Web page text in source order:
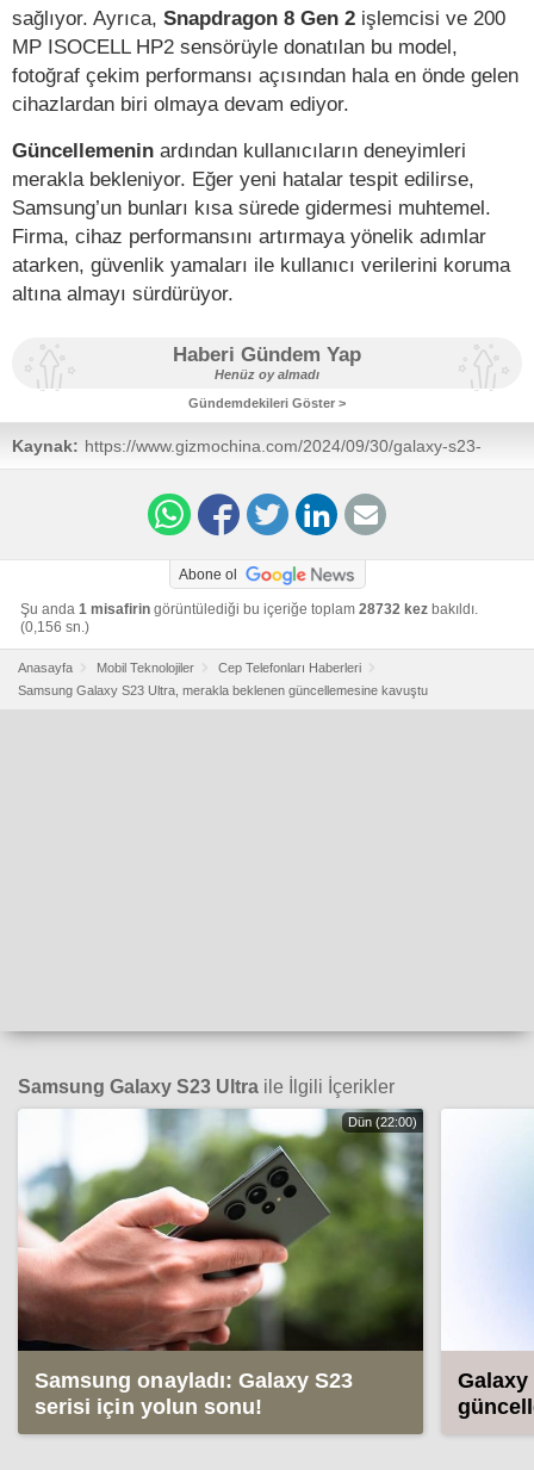
sağlıyor. Ayrıca, Snapdragon 8 Gen 2 işlemcisi ve 200
MP ISOCELL HP2 sensörüyle donatılan bu model,
fotoğraf çekim performansı açısından hala en önde gelen
cihazlardan biri olmaya devam ediyor.
Güncellemenin ardından kullanıcıların deneyimleri
merakla bekleniyor. Eğer yeni hatalar tespit edilirse,
Samsung’un bunları kısa sürede gidermesi muhtemel.
Firma, cihaz performansını artırmaya yönelik adımlar
atarken, güvenlik yamaları ile kullanıcı verilerini koruma
altına almayı sürdürüyor.
Haberi Gündem Yap
Henüz oy almadı
Gündemdekileri Göster >
Kaynak: https://www.gizmochina.com/2024/09/30/galaxy-s23-
ultra-starts-receiving-new-camera-fix-update/
Abone ol
Şu anda 1 misafirin görüntülediği bu içeriğe toplam 28732 kez bakıldı.
(0,156 sn.)
Anasayfa Mobil Teknolojiler
Cep Telefonları Haberleri
Samsung Galaxy S23 Ultra, merakla beklenen güncellemesine kavuştu
Samsung Galaxy S23 Ultra ile İlgili İçerikler
Dün (22:00)
Samsung onayladı: Galaxy S23
serisi için yolun sonu!
Galaxy